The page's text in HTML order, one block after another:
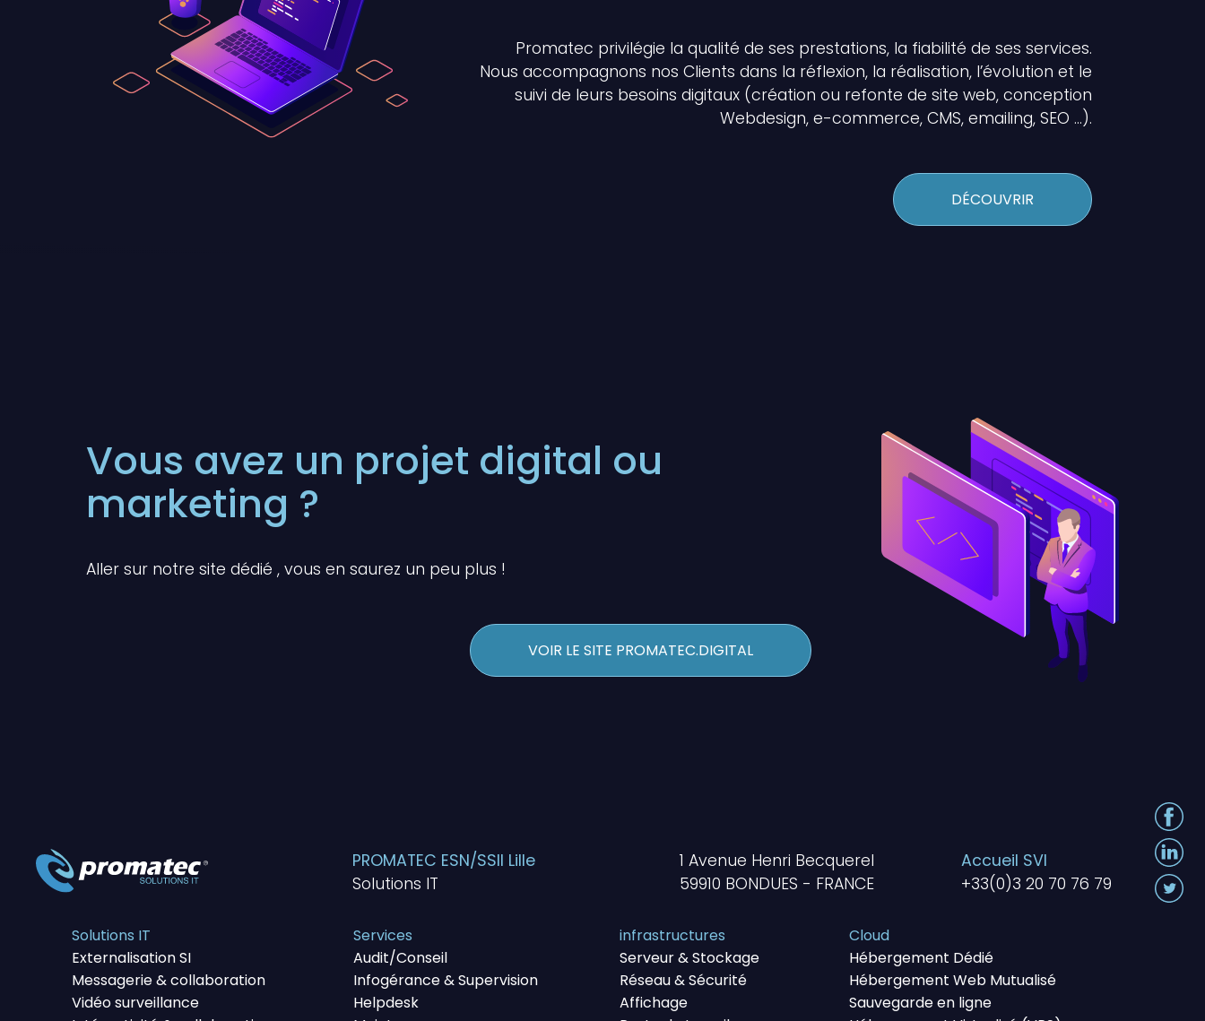
Promatec privilégie la qualité de ses prestations, la fiabilité de ses services.
Nous accompagnons nos Clients dans la réflexion, la réalisation, l’évolution et le
suivi de leurs besoins digitaux (création ou refonte de site web, conception
Webdesign, e-commerce, CMS, emailing, SEO …).
DÉCOUVRIR
Vous avez un projet digital ou
marketing ?
Aller sur notre site dédié , vous en saurez un peu plus !
VOIR LE SITE PROMATEC.DIGITAL
PROMATEC ESN/SSII Lille
Solutions IT
1 Avenue Henri Becquerel
59910 BONDUES - FRANCE
Accueil SVI
+33(0)3 20 70 76 79
Solutions IT
Externalisation SI
Messagerie & collaboration
Vidéo surveillance
Services
Audit/Conseil
Infogérance & Supervision
Helpdesk
infrastructures
Serveur & Stockage
Réseau & Sécurité
Affichage
Cloud
Hébergement Dédié
Hébergement Web Mutualisé
Sauvegarde en ligne